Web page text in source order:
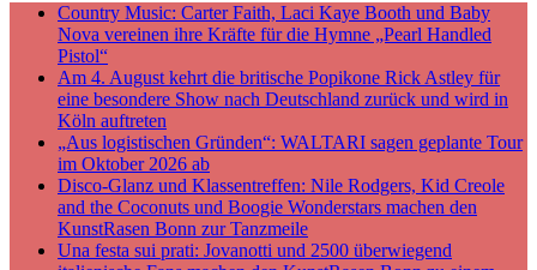
Country Music: Carter Faith, Laci Kaye Booth und Baby
Nova vereinen ihre Kräfte für die Hymne „Pearl Handled
Pistol“
Am 4. August kehrt die britische Popikone Rick Astley für
eine besondere Show nach Deutschland zurück und wird in
Köln auftreten
„Aus logistischen Gründen“: WALTARI sagen geplante Tour
im Oktober 2026 ab
Disco-Glanz und Klassentreffen: Nile Rodgers, Kid Creole
and the Coconuts und Boogie Wonderstars machen den
KunstRasen Bonn zur Tanzmeile
Una festa sui prati: Jovanotti und 2500 überwiegend